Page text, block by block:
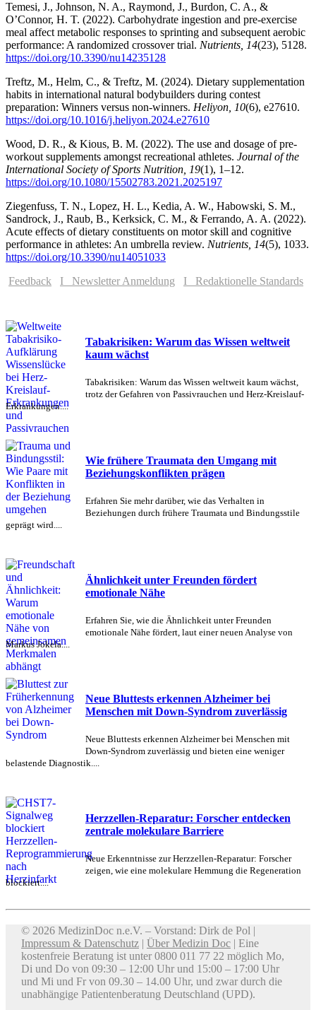
Temesi, J., Johnson, N. A., Raymond, J., Burdon, C. A., &
O’Connor, H. T. (2022). Carbohydrate ingestion and pre-exercise
meal affect metabolic responses to sprinting and subsequent aerobic
performance: A randomized crossover trial. Nutrients, 14(23), 5128.
https://doi.org/10.3390/nu14235128
Treftz, M., Helm, C., & Treftz, M. (2024). Dietary supplementation
habits in international natural bodybuilders during contest
preparation: Winners versus non-winners. Heliyon, 10(6), e27610.
https://doi.org/10.1016/j.heliyon.2024.e27610
Wood, D. R., & Kious, B. M. (2022). The use and dosage of pre-
workout supplements amongst recreational athletes. Journal of the
International Society of Sports Nutrition, 19(1), 1–12.
https://doi.org/10.1080/15502783.2021.2025197
Ziegenfuss, T. N., Lopez, H. L., Kedia, A. W., Habowski, S. M.,
Sandrock, J., Raub, B., Kerksick, C. M., & Ferrando, A. A. (2022).
Acute effects of dietary constituents on motor skill and cognitive
performance in athletes: An umbrella review. Nutrients, 14(5), 1033.
https://doi.org/10.3390/nu14051033
Feedback
I Newsletter Anmeldung I Redaktionelle Standards
Tabakrisiken: Warum das Wissen weltweit
kaum wächst
Tabakrisiken: Warum das Wissen weltweit kaum wächst,
trotz der Gefahren von Passivrauchen und Herz-Kreislauf-
Erkrankungen....
Wie frühere Traumata den Umgang mit
Beziehungskonflikten prägen
Erfahren Sie mehr darüber, wie das Verhalten in
Beziehungen durch frühere Traumata und Bindungsstile
geprägt wird....
Ähnlichkeit unter Freunden fördert
emotionale Nähe
Erfahren Sie, wie die Ähnlichkeit unter Freunden
emotionale Nähe fördert, laut einer neuen Analyse von
Markus Jokela....
Neue Bluttests erkennen Alzheimer bei
Menschen mit Down-Syndrom zuverlässig
Neue Bluttests erkennen Alzheimer bei Menschen mit
Down-Syndrom zuverlässig und bieten eine weniger
belastende Diagnostik....
Herzzellen-Reparatur: Forscher entdecken
zentrale molekulare Barriere
Neue Erkenntnisse zur Herzzellen-Reparatur: Forscher
zeigen, wie eine molekulare Hemmung die Regeneration
blockiert....
© 2026 MedizinDoc n.e.V. – Vorstand: Dirk de Pol |
Impressum & Datenschutz | Über Medizin Doc | Eine
kostenfreie Beratung ist unter 0800 011 77 22 möglich Mo,
Di und Do von 09:30 – 12:00 Uhr und 15:00 – 17:00 Uhr
und Mi und Fr von 09.30 – 14.00 Uhr, und zwar durch die
unabhängige Patientenberatung Deutschland (UPD).